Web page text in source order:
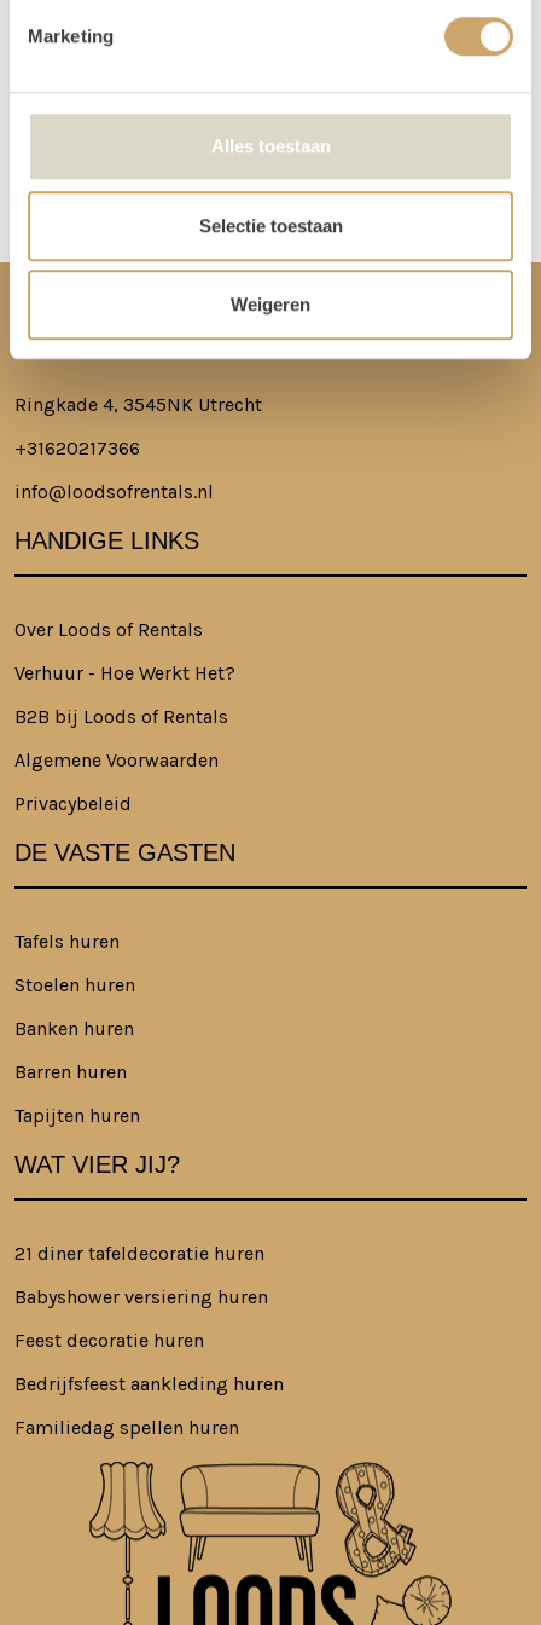
Marketing
Alles toestaan
Selectie toestaan
Weigeren
spullen.
of vlekken. We doen ons best de items zo netjes mogelijk bij je af te leveren.
Ringkade 4, 3545NK Utrecht
+31620217366
info@loodsofrentals.nl
HANDIGE LINKS
Over Loods of Rentals
Verhuur - Hoe Werkt Het?
B2B bij Loods of Rentals
Algemene Voorwaarden
Privacybeleid
DE VASTE GASTEN
Tafels huren
Stoelen huren
Banken huren
Barren huren
Tapijten huren
WAT VIER JIJ?
21 diner tafeldecoratie huren
Babyshower versiering huren
Feest decoratie huren
Bedrijfsfeest aankleding huren
Familiedag spellen huren